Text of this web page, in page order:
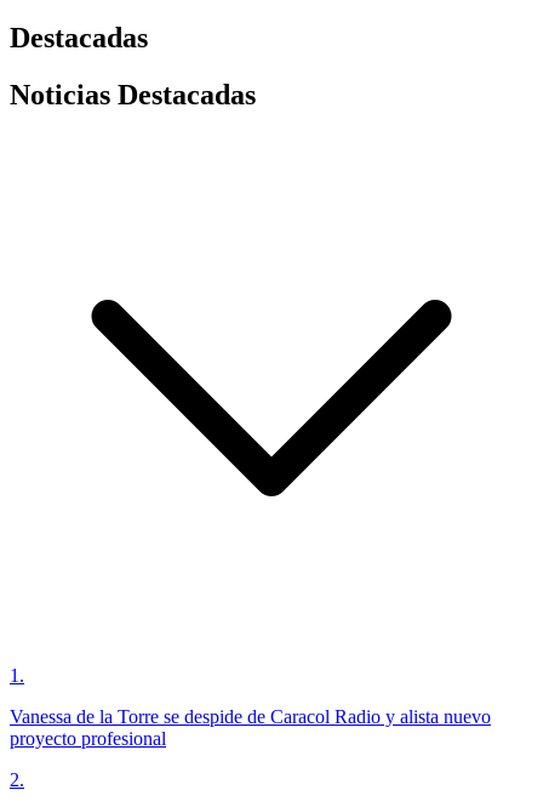
Destacadas
Noticias Destacadas
1 .
Vanessa de la Torre se despide de Caracol Radio y alista nuevo
proyecto profesional
2.